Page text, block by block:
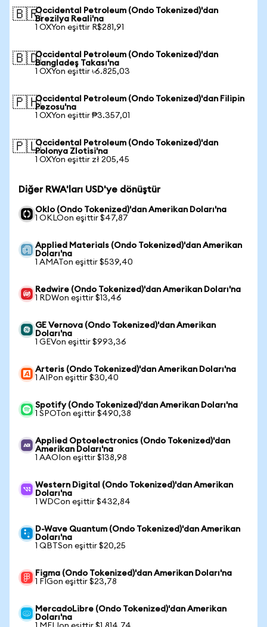
🇧🇷Occidental Petroleum (Ondo Tokenized)'dan
Brezilya Reali'na
1 OXYon eşittir R$281,91
🇧🇩Occidental Petroleum (Ondo Tokenized)'dan
Bangladeş Takası'na
1 OXYon eşittir ৳6.825,03
🇵🇭Occidental Petroleum (Ondo Tokenized)'dan Filipin
Pezosu'na
1 OXYon eşittir ₱3.357,01
🇵🇱Occidental Petroleum (Ondo Tokenized)'dan
Polonya Zlotisi'na
1 OXYon eşittir zł 205,45
Diğer RWA'ları USD'ye dönüştür
Oklo (Ondo Tokenized)'dan Amerikan Doları'na
1 OKLOon eşittir $47,87
Applied Materials (Ondo Tokenized)'dan Amerikan
Doları'na
1 AMATon eşittir $539,40
Redwire (Ondo Tokenized)'dan Amerikan Doları'na
1 RDWon eşittir $13,46
GE Vernova (Ondo Tokenized)'dan Amerikan
Doları'na
1 GEVon eşittir $993,36
Arteris (Ondo Tokenized)'dan Amerikan Doları'na
1 AIPon eşittir $30,40
Spotify (Ondo Tokenized)'dan Amerikan Doları'na
1 SPOTon eşittir $490,38
Applied Optoelectronics (Ondo Tokenized)'dan
Amerikan Doları'na
1 AAOIon eşittir $138,98
Western Digital (Ondo Tokenized)'dan Amerikan
Doları'na
1 WDCon eşittir $432,84
D-Wave Quantum (Ondo Tokenized)'dan Amerikan
Doları'na
1 QBTSon eşittir $20,25
Figma (Ondo Tokenized)'dan Amerikan Doları'na
1 FIGon eşittir $23,78
MercadoLibre (Ondo Tokenized)'dan Amerikan
Doları'na